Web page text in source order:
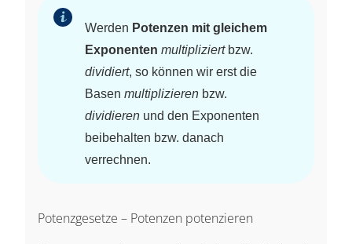
\cdot
\not{2}\,
\not{2}} =
\cdot 3 =
Werden Potenzen mit gleichem
Exponenten multipliziertbzw.
dividiert, so können wir erst die
Basen multiplizieren bzw.
dividieren und den Exponenten
beibehalten bzw. danach
verrechnen.
Potenzgesetze – Potenzen potenzieren